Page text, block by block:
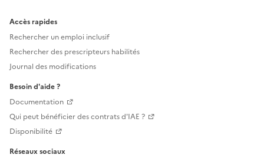
Accès rapides
Rechercher un emploi inclusif
Rechercher des prescripteurs habilités
Journal des modifications
Besoin d'aide ?
Documentation
Qui peut bénéficier des contrats d'IAE ?
Disponibilité
Réseaux sociaux